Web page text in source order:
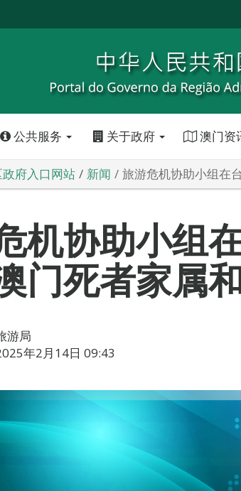
公共服务 关于政府 澳门资
府入口网站 新闻 旅游危机协助小组在
机协助小组
门死者家属
游局
年2月14日 09:43